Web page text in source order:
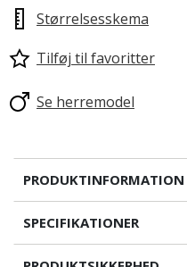
Størrelsesskema
Tilføj til favoritter
Se herremodel
PRODUKTINFORMATION
SPECIFIKATIONER